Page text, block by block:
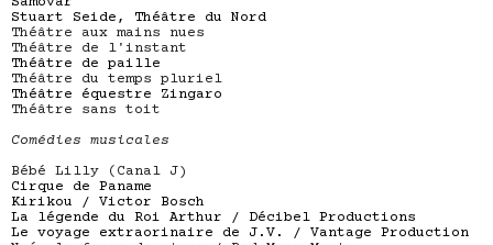
Stuart Seide, Théâtre du Nord
Théâtre aux mains nues
Théâtre de l'instant
Théâtre de paille
Théâtre du temps pluriel
Théâtre équestre Zingaro
Théâtre sans toit
Comédies musicales
Bébé Lilly (Canal J)
Cirque de Paname
Kirikou / Victor Bosch
La légende du Roi Arthur / Décibel Productions
Le voyage extraorinaire de J.V. / Vantage Production